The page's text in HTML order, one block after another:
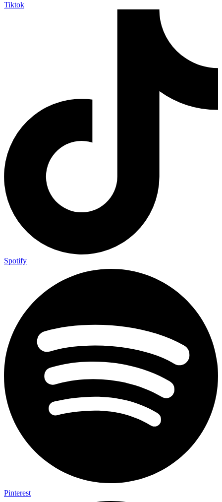
Tiktok
Spotify
Pinterest